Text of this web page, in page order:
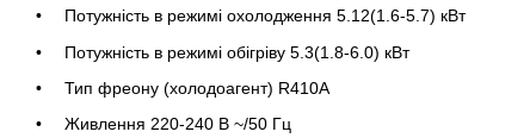
Потужність в режимі охолодження 5.12(1.6-5.7) кВт
Потужність в режимі обігріву 5.3(1.8-6.0) кВт
Тип фреону (холодоагент) R410А
Живлення 220-240 В ~/50 Гц